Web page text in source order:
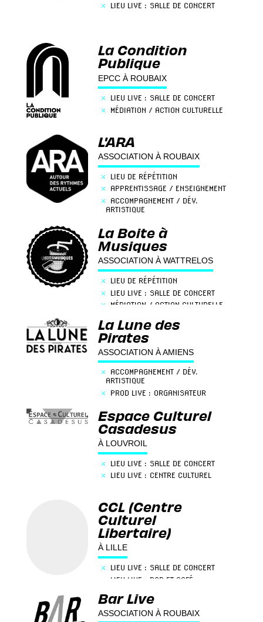
× LIEU LIVE : SALLE DE CONCERT
La Condition
Publique
EPCC À ROUBAIX
× LIEU LIVE : SALLE DE CONCERT
× MÉDIATION / ACTION CULTURELLE
L'ARA
ASSOCIATION À ROUBAIX
× LIEU DE RÉPÉTITION
× APPRENTISSAGE / ENSEIGNEMENT
× ACCOMPAGNEMENT / DÉV.
ARTISTIQUE
×LIEU LIVE : SALLE DE CONCERT
×MÉDIATION / ACTION CULTURELLE
×FORMATION / COACHING
×PRÉVENTION / SANTÉ
La Boite à
Musiques
ASSOCIATION À WATTRELOS
× LIEU DE RÉPÉTITION
× LIEU LIVE : SALLE DE CONCERT
× MÉDIATION / ACTION CULTURELLE
La Lune des
Pirates
ASSOCIATION À AMIENS
× ACCOMPAGNEMENT / DÉV.
ARTISTIQUE
× PROD LIVE : ORGANISATEUR
×MÉDIATION / ACTION CULTURELLE
×PRÉVENTION / SANTÉ
Espace Culturel
Casadesus
À LOUVROIL
× LIEU LIVE : SALLE DE CONCERT
× LIEU LIVE : CENTRE CULTUREL
CCL (Centre
Culturel
Libertaire)
À LILLE
× LIEU LIVE : SALLE DE CONCERT
LIEU LIVE : BAR ET CAFÉ
Bar Live
ASSOCIATION À ROUBAIX